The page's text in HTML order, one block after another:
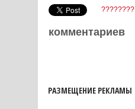
????????
комментариев
РАЗМЕЩЕНИЕ РЕКЛАМЫ